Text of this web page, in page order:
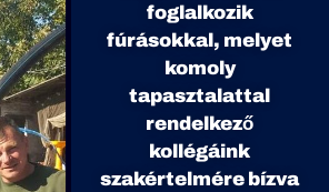
foglalkozik
fúrásokkal, melyet
komoly
tapasztalattal
rendelkező
kollégáink
szakértelmére bízva